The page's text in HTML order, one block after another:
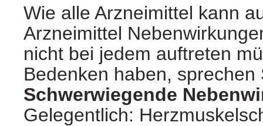
Wie alle Arzneimittel kann
Arzneimittel
nicht bei jedem auftreten
Bedenken haben, sprechen
Schwerwiegende
Gelegentlich: